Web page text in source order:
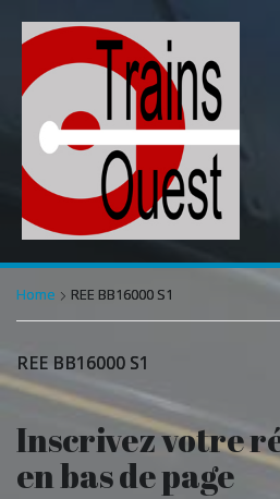
Home REE BB16000 S1
REE BB16000 S1
Inscrivez votre
en bas de page